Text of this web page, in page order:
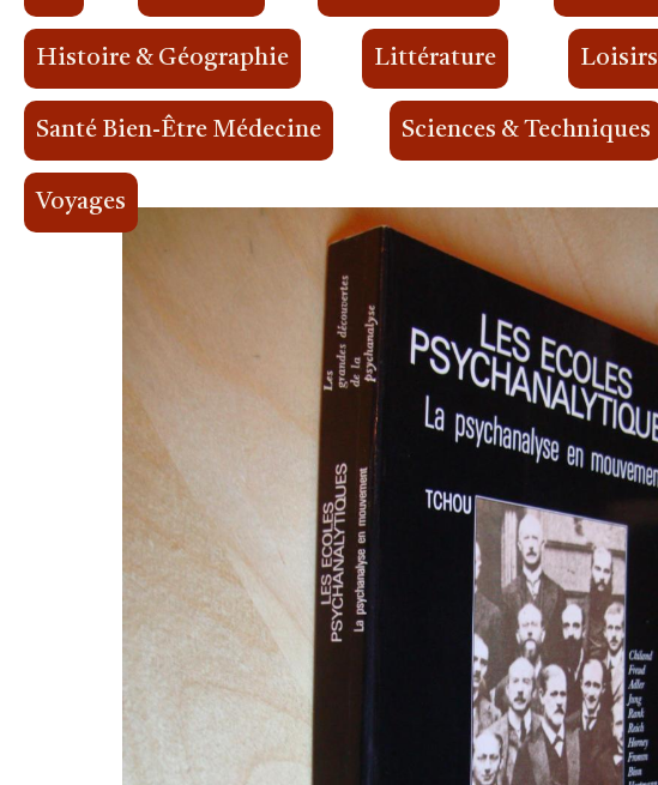
Histoire & Géographie Littérature Loisirs
Santé Bien-Être Médecine Sciences & Techniques
Voyages